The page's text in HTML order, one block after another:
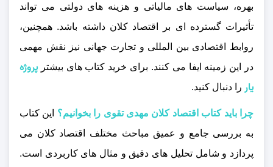
بهره، سیاست‌ های مالیاتی و هزینه‌ های دولتی می‌ تواند
تأثیرات گسترده‌ ای بر اقتصاد کلان داشته باشد. همچنین،
روابط اقتصادی بین‌ المللی و تجارت جهانی نیز نقش مهمی
در این زمینه ایفا می‌ کنند. برای خرید کتاب های بیشتر پروژه
یار را دنبال کنید.
چرا باید کتاب اقتصاد کلان مهدی تقوی را بخوانیم؟ این کتاب
به بررسی جامع و عمیق مباحث مختلف اقتصاد کلان می‌
پردازد و شامل تحلیل‌ های دقیق و مثال‌ های کاربردی است.